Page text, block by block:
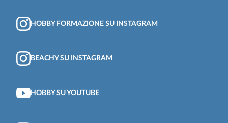
HOBBY FORMAZIONE SU INSTAGRAM
BEACHY SU INSTAGRAM
HOBBY SU YOUTUBE